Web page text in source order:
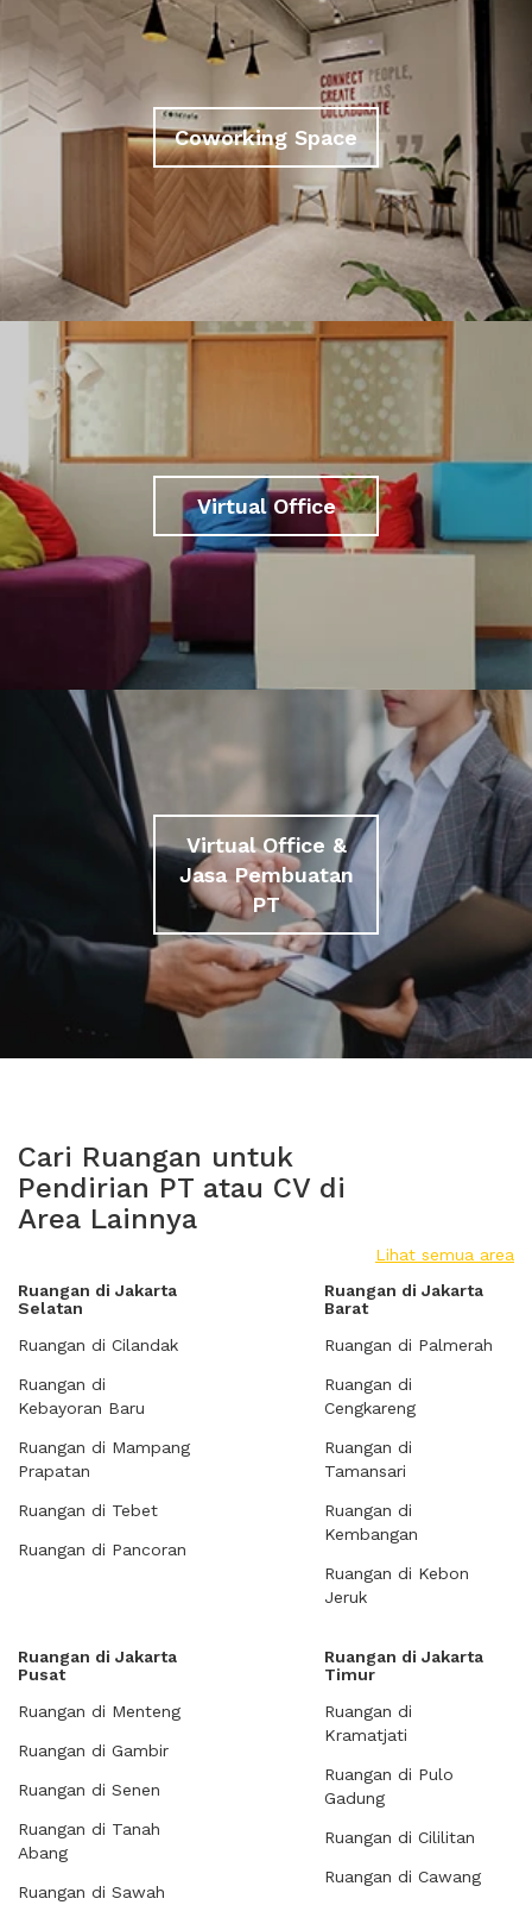
Coworking Space
Virtual Office
Virtual Office &
Jasa Pembuatan
PT
Cari Ruangan untuk
Pendirian PT atau CV di
Area Lainnya
Lihat semua area
Ruangan di Jakarta
Selatan
Ruangan di Cilandak
Ruangan di
Kebayoran Baru
Ruangan di Mampang
Prapatan
Ruangan di Tebet
Ruangan di Pancoran
Ruangan di Jakarta
Barat
Ruangan di Palmerah
Ruangan di
Cengkareng
Ruangan di
Tamansari
Ruangan di
Kembangan
Ruangan di Kebon
Jeruk
Ruangan di Jakarta
Pusat
Ruangan di Menteng
Ruangan di Gambir
Ruangan di Senen
Ruangan di Tanah
Abang
Ruangan di Sawah
Ruangan di Jakarta
Timur
Ruangan di
Kramatjati
Ruangan di Pulo
Gadung
Ruangan di Cililitan
Ruangan di Cawang